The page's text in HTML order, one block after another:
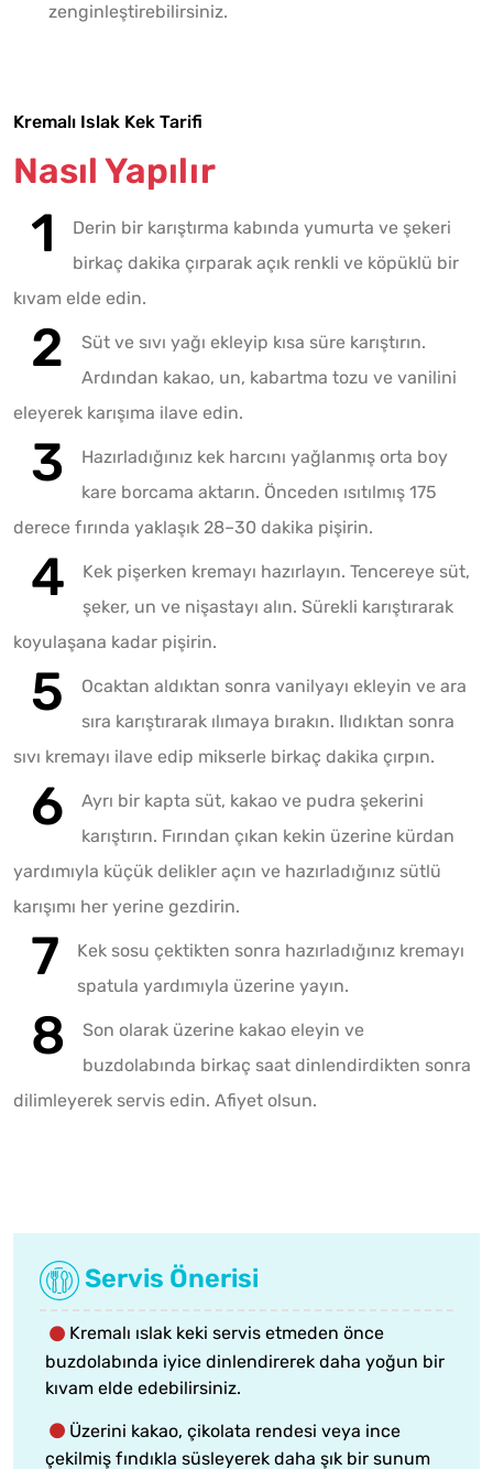
zenginleştirebilirsiniz.
Kremalı Islak Kek Tarifi
Nasıl Yapılır
Derin bir karıştırma kabında yumurta ve şekeri
birkaç dakika çırparak açık renkli ve köpüklü bir
kıvam elde edin.
Süt ve sıvı yağı ekleyip kısa süre karıştırın.
Ardından kakao, un, kabartma tozu ve vanilini
eleyerek karışıma ilave edin.
Hazırladığınız kek harcını yağlanmış orta boy
kare borcama aktarın. Önceden ısıtılmış 175
derece fırında yaklaşık 28–30 dakika pişirin.
Kek pişerken kremayı hazırlayın. Tencereye süt,
şeker, un ve nişastayı alın. Sürekli karıştırarak
koyulaşana kadar pişirin.
Ocaktan aldıktan sonra vanilyayı ekleyin ve ara
sıra karıştırarak ılımaya bırakın. Ilıdıktan sonra
sıvı kremayı ilave edip mikserle birkaç dakika çırpın.
Ayrı bir kapta süt, kakao ve pudra şekerini
karıştırın. Fırından çıkan kekin üzerine kürdan
yardımıyla küçük delikler açın ve hazırladığınız sütlü
karışımı her yerine gezdirin.
Kek sosu çektikten sonra hazırladığınız kremayı
spatula yardımıyla üzerine yayın.
Son olarak üzerine kakao eleyin ve
buzdolabında birkaç saat dinlendirdikten sonra
dilimleyerek servis edin. Afiyet olsun.
Servis Önerisi
Kremalı ıslak keki servis etmeden önce
buzdolabında iyice dinlendirerek daha yoğun bir
kıvam elde edebilirsiniz.
Üzerini kakao, çikolata rendesi veya ince
çekilmiş fındıkla süsleyerek daha şık bir sunum